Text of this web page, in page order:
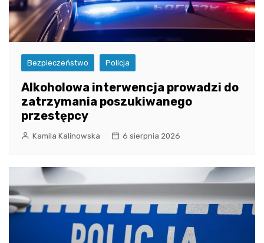
Bezpieczeństwo Policja
Alkoholowa interwencja prowadzi do
zatrzymania poszukiwanego
przestępcy
Kamila Kalinowska 6 sierpnia 2026